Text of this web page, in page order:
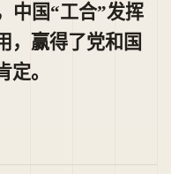
中国“工合”发挥
，赢得了党和国
。